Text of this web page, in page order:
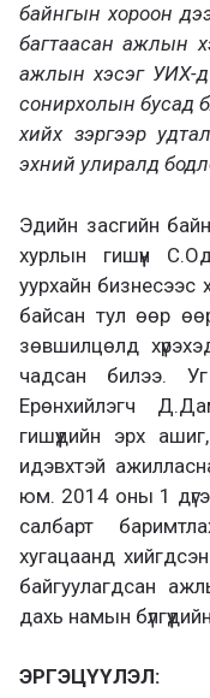
байнгын хороон
багтаасан ажлын
ажлын хэсэг УИХ-д
сонирхолын бусад
хийх зэргээр
эхний улиралд
Эдийн засгийн
хурлын гишүүн
уурхайн бизнесээс
байсан тул өөр
зөвшилцөлд
чадсан билээ.
Ерөнхийлэгч
гишүүдийн эрх
идэвхтэй
юм. 2014 оны 1
салбарт
хугацаанд
байгуулагдсан
дахь намын
ЭРГЭЦҮҮЛЭЛ: